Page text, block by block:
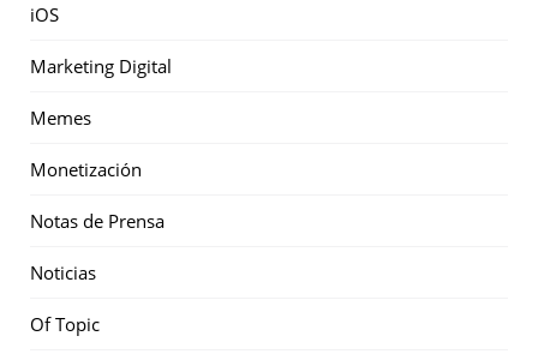
iOS
Marketing Digital
Memes
Monetización
Notas de Prensa
Noticias
Of Topic